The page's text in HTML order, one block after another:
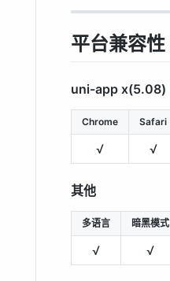
平台兼容性
uni-app x(5.08)
Chrome Safari
√ √
其他
多语言 暗黑模式
√ √